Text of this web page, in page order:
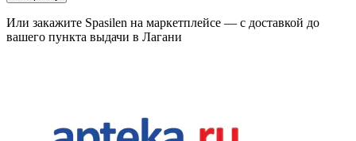
Или закажите Spasilen на маркетплейсе — с доставкой до
вашего пункта выдачи в Лагани